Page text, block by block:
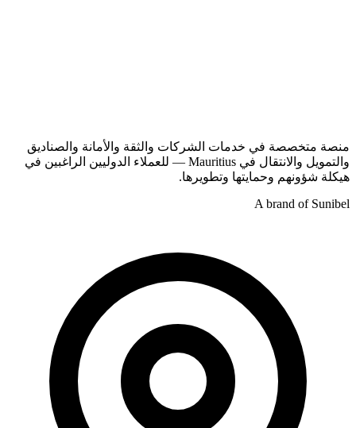
منصة متخصصة في خدمات الشركات والثقة والأمانة والصناديق
والتمويل والانتقال في Mauritius — للعملاء الدوليين الراغبين في
هيكلة شؤونهم وحمايتها وتطويرها.
A brand of Sunibel